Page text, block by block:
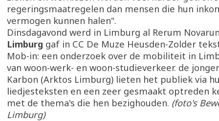
regeringsmaatregelen dan mensen die hun
vermogen kunnen halen".
Dinsdagavond werd in Limburg al Rerum
Limburg gaf in CC De Muze Heusden-Zolder
Mob-in: een onderzoek over de mobiliteit in
van woon-werk- en woon-studieverkeer. de
Karbon (Arktos Limburg) lieten het publiek via
liedjesteksten en een zeer gesmaakt optreden
met de thema's die hen bezighouden. (foto's
Limburg)